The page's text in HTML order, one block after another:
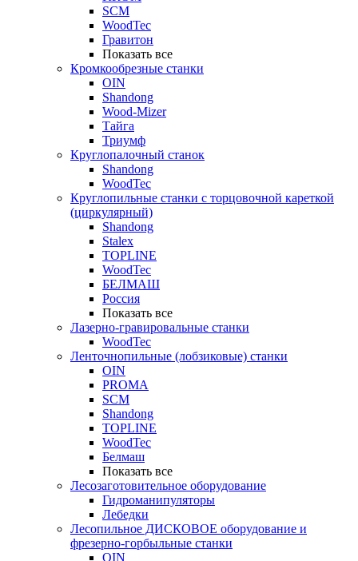
SCM
WoodTec
Гравитон
Показать все
Кромкообрезные станки
OIN
Shandong
Wood-Mizer
Тайга
Триумф
Круглопалочный станок
Shandong
WoodTec
Круглопильные станки с торцовочной кареткой
(циркулярный)
Shandong
Stalex
TOPLINE
WoodTec
БЕЛМАШ
Россия
Показать все
Лазерно-гравировальные станки
WoodTec
Ленточнопильные (лобзиковые) станки
OIN
PROMA
SCM
Shandong
TOPLINE
WoodTec
Белмаш
Показать все
Лесозаготовительное оборудование
Гидроманипуляторы
Лебедки
Лесопильное ДИСКОВОЕ оборудование и
фрезерно-горбыльные станки
OIN